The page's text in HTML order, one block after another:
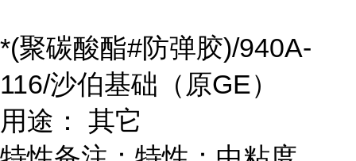
*(聚碳酸酯#防弹胶)/940A-
116/沙伯基础（原GE）
用途： 其它